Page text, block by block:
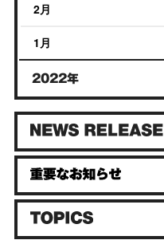
2月
1月
2022年